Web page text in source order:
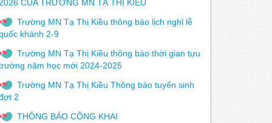
CỦA TRƯỜNG MN TẠ THỊ KIỀU
Trường MN Tạ Thị Kiều thông báo lịch nghỉ lễ
khánh 2-9
Trường MN Tạ Thị Kiều thông báo thời gian tựu
năm học mới 2024-2025
Trường MN Tạ Thị Kiều Thông báo tuyển sinh
2
THÔNG BÁO CÔNG KHAI